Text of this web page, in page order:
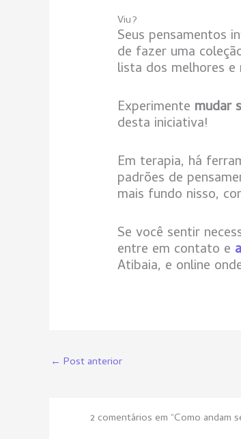
Viu?
Seus pensamentos
de fazer uma
lista dos melhores
Experimente mudar
desta iniciativa!
Em terapia, há
padrões de
mais fundo nisso,
Se você sentir
entre em contato e
Atibaia, e online
← Post anterior
2 comentários em “Como andam